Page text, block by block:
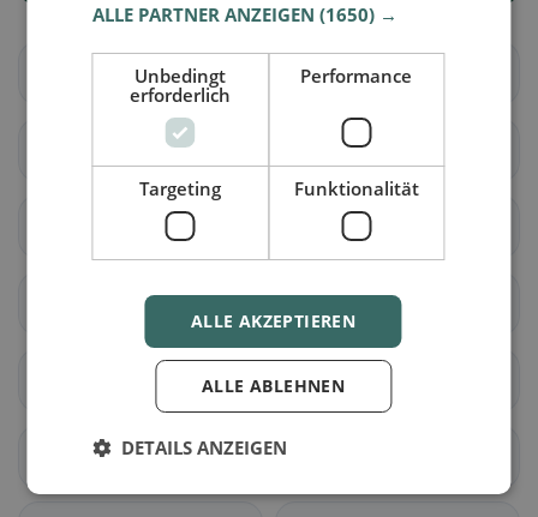
Waltenstein
Aeugst am Albis Affoltern am Albis
Hausen am Albis
Kappel am Albis
Maschwanden
Mettmenstetten
ALLE PARTNER ANZEIGEN(1650) →
Unbedingt
erforderlich
Performance
Targeting Funktionalität
ALLE AKZEPTIEREN
ALLE ABLEHNEN
DETAILS ANZEIGEN